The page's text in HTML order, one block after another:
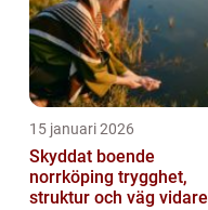
15 januari 2026
Skyddat boende
norrköping trygghet,
struktur och väg vidare